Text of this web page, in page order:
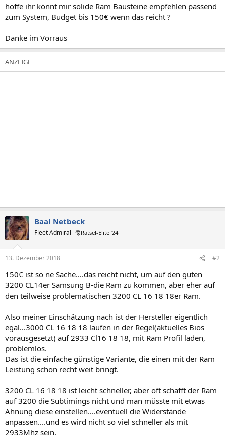
hoffe ihr könnt mir solide Ram Bausteine empfehlen passend
zum System, Budget bis 150€ wenn das reicht ?
Danke im Vorraus
Baal Netbeck
Fleet Admiral 🎅Rätsel-Elite ’24
13. Dezember 2018 #2
150€ ist so ne Sache....das reicht nicht, um auf den guten
3200 CL14er Samsung B-die Ram zu kommen, aber eher auf
den teilweise problematischen 3200 CL 16 18 18er Ram.
Also meiner Einschätzung nach ist der Hersteller eigentlich
egal...3000 CL 16 18 18 laufen in der Regel(aktuelles Bios
vorausgesetzt) auf 2933 Cl16 18 18, mit Ram Profil laden,
problemlos.
Das ist die einfache günstige Variante, die einen mit der Ram
Leistung schon recht weit bringt.
3200 CL 16 18 18 ist leicht schneller, aber oft schafft der Ram
auf 3200 die Subtimings nicht und man müsste mit etwas
Ahnung diese einstellen....eventuell die Widerstände
anpassen....und es wird nicht so viel schneller als mit
2933Mhz sein.